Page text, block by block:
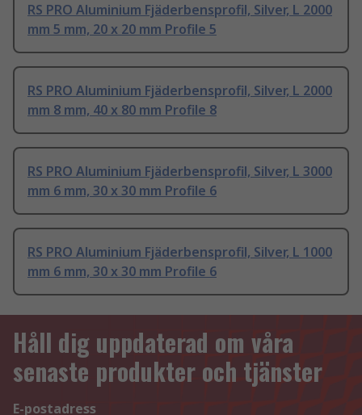
RS PRO Aluminium Fjäderbensprofil, Silver, L 2000
mm 5 mm, 20 x 20 mm Profile 5
RS PRO Aluminium Fjäderbensprofil, Silver, L 2000
mm 8 mm, 40 x 80 mm Profile 8
RS PRO Aluminium Fjäderbensprofil, Silver, L 3000
mm 6 mm, 30 x 30 mm Profile 6
RS PRO Aluminium Fjäderbensprofil, Silver, L 1000
mm 6 mm, 30 x 30 mm Profile 6
Håll dig uppdaterad om våra
senaste produkter och tjänster
E-postadress